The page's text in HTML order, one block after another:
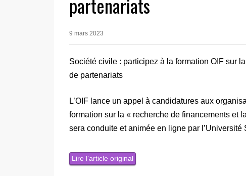
9 mars 2023
Société civile : participez à la formation OIF sur
de partenariats
L’OIF lance un appel à candidatures aux
formation sur la « recherche de financements et
sera conduite et animée en ligne par l’Université
Lire l’article original